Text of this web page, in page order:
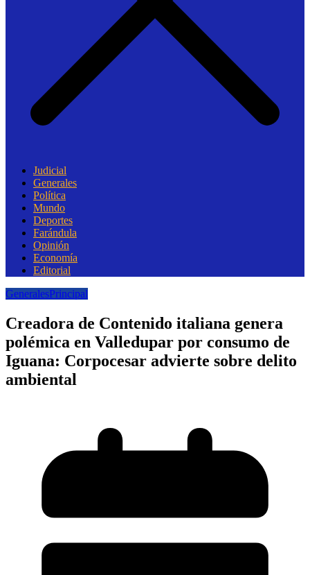
Judicial
Generales
Política
Mundo
Deportes
Farándula
Opinión
Economía
Editorial
GeneralesPrincipal
Creadora de Contenido italiana genera
polémica en Valledupar por consumo de
Iguana: Corpocesar advierte sobre delito
ambiental